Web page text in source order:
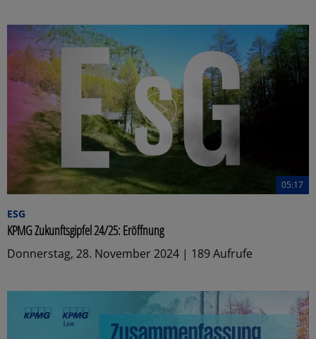
05:17
ESG
KPMG Zukunftsgipfel 24/25: Eröffnung
Donnerstag, 28. November 2024 | 189 Aufrufe